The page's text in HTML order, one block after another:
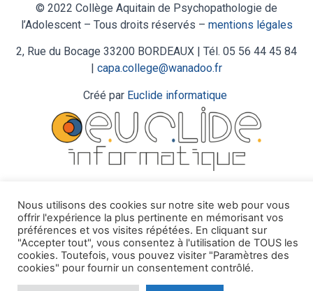
© 2022 Collège Aquitain de Psychopathologie de
l’Adolescent – Tous droits réservés – mentions légales
2, Rue du Bocage 33200 BORDEAUX | Tél. 05 56 44 45 84
| capa.college@wanadoo.fr
Créé par Euclide informatique
Nous utilisons des cookies sur notre site web pour vous
offrir l'expérience la plus pertinente en mémorisant vos
préférences et vos visites répétées. En cliquant sur
"Accepter tout", vous consentez à l'utilisation de TOUS les
cookies. Toutefois, vous pouvez visiter "Paramètres des
cookies" pour fournir un consentement contrôlé.